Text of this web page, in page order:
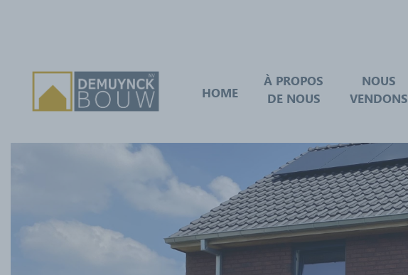
HOME
À PROPOS
DE NOUS
NOUS
VENDONS